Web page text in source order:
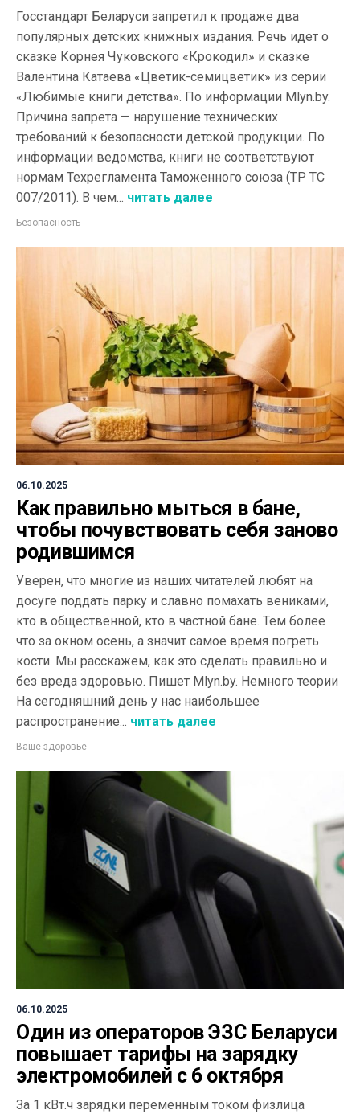
Госстандарт Беларуси запретил к продаже два
популярных детских книжных издания. Речь идет о
сказке Корнея Чуковского «Крокодил» и сказке
Валентина Катаева «Цветик-семицветик» из серии
«Любимые книги детства». По информации Mlyn.by.
Причина запрета — нарушение технических
требований к безопасности детской продукции. По
информации ведомства, книги не соответствуют
нормам Техрегламента Таможенного союза (ТР ТС
007/2011). В чем... читать далее
Безопасность
06.10.2025
Как правильно мыться в бане,
чтобы почувствовать себя заново
родившимся
Уверен, что многие из наших читателей любят на
досуге поддать парку и славно помахать вениками,
кто в общественной, кто в частной бане. Тем более
что за окном осень, а значит самое время погреть
кости. Мы расскажем, как это сделать правильно и
без вреда здоровью. Пишет Mlyn.by. Немного теории
На сегодняшний день у нас наибольшее
распространение... читать далее
Ваше здоровье
06.10.2025
Один из операторов ЭЗС Беларуси
повышает тарифы на зарядку
электромобилей с 6 октября
За 1 кВт.ч зарядки переменным током физлица